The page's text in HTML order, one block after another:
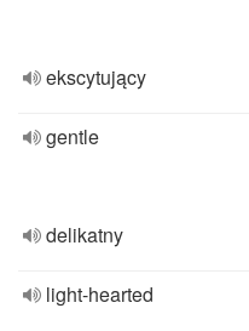
ekscytujący
gentle
delikatny
light-hearted